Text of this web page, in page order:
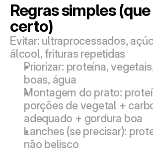
Regras simples
certo)
Evitar: ultraprocessados,
álcool, frituras repetidas
Priorizar: proteína,
boas, água
Montagem do prato:
porções de vegetal +
adequado + gordura boa
Lanches (se precisar):
não belisco